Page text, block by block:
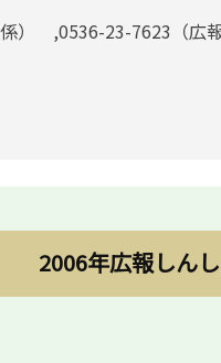
） ,0536-23-7623（広報
2006年広報しん